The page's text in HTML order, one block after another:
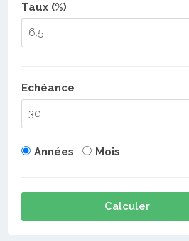
Taux (%)
Echéance
Années Mois
Calculer